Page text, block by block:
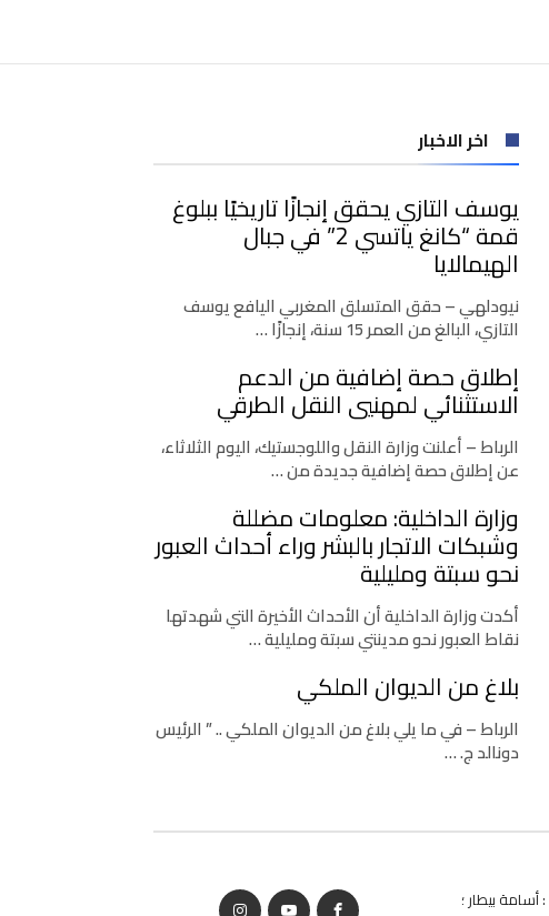
اخر الاخبار
يوسف التازي يحقق إنجازًا تاريخيًا ببلوغ
قمة “كانغ ياتسي 2” في جبال
الهيمالايا
نيودلهي – حقق المتسلق المغربي اليافع يوسف
التازي، البالغ من العمر 15 سنة، إنجازًا …
إطلاق حصة إضافية من الدعم
الاستثنائي لمهنيي النقل الطرقي
الرباط – أعلنت وزارة النقل واللوجستيك، اليوم الثلاثاء،
عن إطلاق حصة إضافية جديدة من …
وزارة الداخلية: معلومات مضللة
وشبكات الاتجار بالبشر وراء أحداث العبور
نحو سبتة ومليلية
أكدت وزارة الداخلية أن الأحداث الأخيرة التي شهدتها
نقاط العبور نحو مدينتي سبتة ومليلية …
بلاغ من الديوان الملكي
الرباط – في ما يلي بلاغ من الديوان الملكي .. ” الرئيس
دونالد ج. …
: أسامة بيطار ؛